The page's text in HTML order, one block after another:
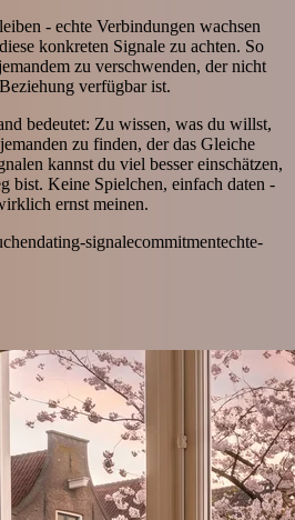
- echte Verbindungen wachsen
konkreten Signale zu achten. So
zu verschwenden, der nicht
verfügbar ist.
bedeutet: Zu wissen, was du willst,
zu finden, der das Gleiche
kannst du viel besser einschätzen,
bist. Keine Spielchen, einfach daten -
ernst meinen.
dating-signalecommitmentechte-